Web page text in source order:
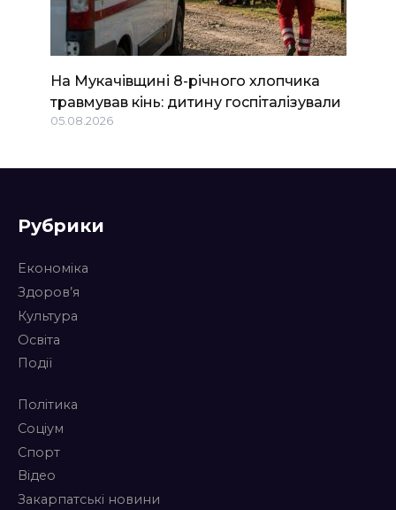
На Мукачівщині 8-річного хлопчика
травмував кінь: дитину госпіталізували
05.08.2026
Рубрики
Економіка
Здоров’я
Культура
Освіта
Події
Політика
Соціум
Спорт
Відео
Закарпатські новини